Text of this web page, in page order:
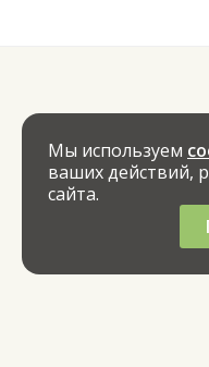
Мы используем
ваших действий,
сайта.